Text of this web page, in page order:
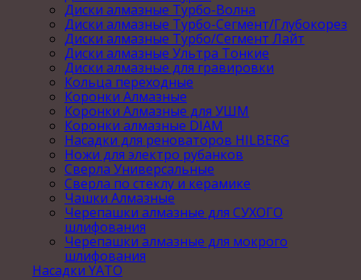
Диски алмазные Турбо-Волна
Диски алмазные Турбо-Сегмент/Глубокорез
Диски алмазные Турбо/Сегмент Лайт
Диски алмазные Ультра Тонкие
Диски алмазные для гравировки
Кольца переходные
Коронки Алмазные
Коронки Алмазные для УШМ
Коронки алмазные DIAM
Насадки для реноваторов HILBERG
Ножи для электро рубанков
Сверла Универсальные
Сверла по стеклу и керамике
Чашки Алмазные
Черепашки алмазные для СУХОГО
шлифования
Черепашки алмазные для мокрого
шлифования
Насадки YATO